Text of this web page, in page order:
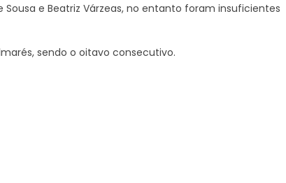
e Beatriz Várzeas, no entanto foram insuficientes
sendo o oitavo consecutivo.